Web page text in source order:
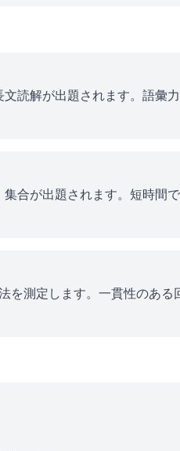
読解が出題されます。語彙
合が出題されます。短時間
測定します。一貫性のある